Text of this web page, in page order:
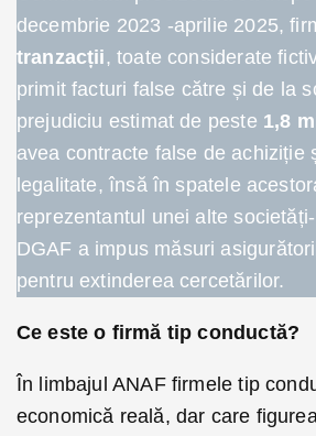
decembrie 2023 -aprilie 2025,
tranzacții, toate considerate
primit facturi false către și de la
prejudiciu estimat de peste 1,8
avea contracte false de
legalitate, însă în spatele
reprezentantul unei alte
DGAF a impus măsuri
pentru extinderea cercetărilor.
Ce este o firmă tip conductă?
În limbajul ANAF firmele tip
economică reală, dar care